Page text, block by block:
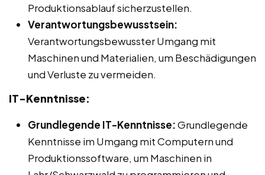
Produktionsablauf sicherzustellen.
Verantwortungsbewusstsein:
Verantwortungsbewusster Umgang mit
Maschinen und Materialien, um Beschädigungen
und Verluste zu vermeiden.
IT-Kenntnisse:
Grundlegende IT-Kenntnisse:Grundlegende
Kenntnisse im Umgang mit Computern und
Produktionssoftware, um Maschinen in